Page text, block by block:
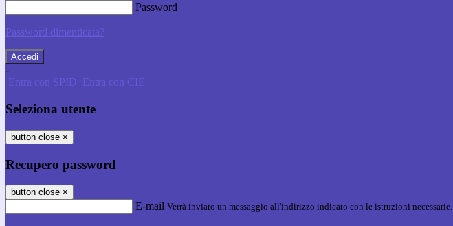
Password
Password dimenticata?
-
Entra con SPID Entra con CIE
Seleziona utente
button close ×
Recupero password
button close ×
E-mail Verrà inviato un messaggio all'indirizzo indicato con le istruzioni necessarie.